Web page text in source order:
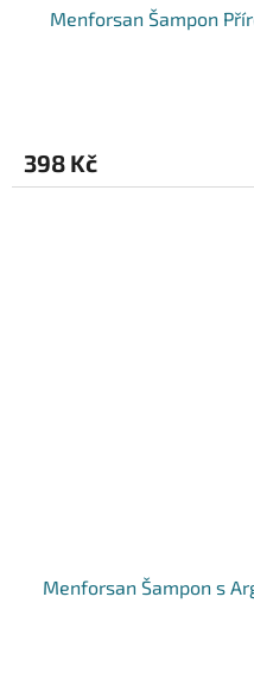
Menforsan Šampon
398 Kč
Menforsan Šampon s